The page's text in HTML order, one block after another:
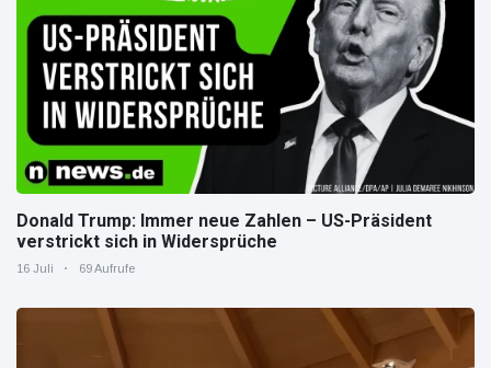
Donald Trump: Immer neue Zahlen – US-Präsident
verstrickt sich in Widersprüche
16 Juli 69 Aufrufe